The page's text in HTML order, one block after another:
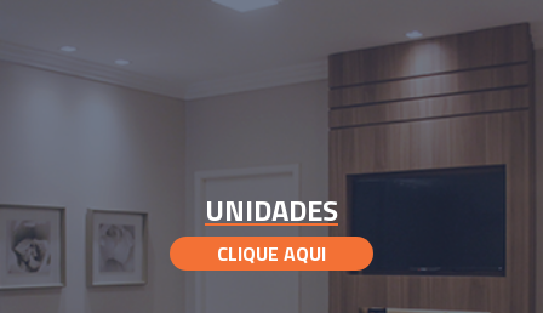
UNIDADES
CLIQUE AQUI